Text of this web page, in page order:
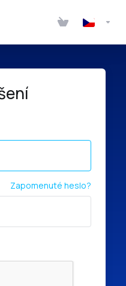
Zapomenuté heslo?